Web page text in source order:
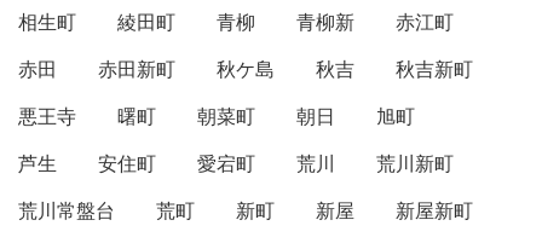
相生町 綾田町 青柳 青柳新
赤江町
赤田
赤田新町 秋ケ島 秋吉
秋吉新町
悪王寺
曙町 朝菜町 朝日
旭町
芦生
安住町 愛宕町 荒川
荒川新町
荒川常盤台
荒町 新町 新屋
新屋新町